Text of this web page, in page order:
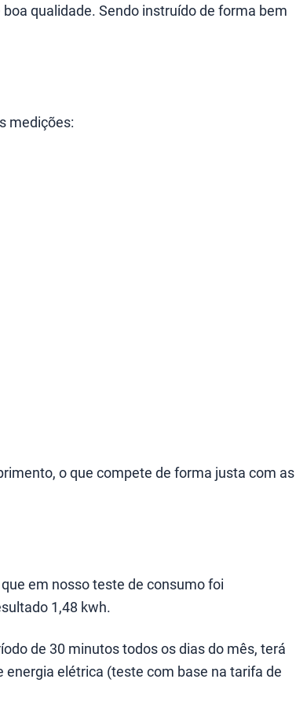
qualidade. Sendo instruído de forma bem
medições:
o que compete de forma justa com as
em nosso teste de consumo foi
1,48 kwh.
de 30 minutos todos os dias do mês, terá
elétrica (teste com base na tarifa de